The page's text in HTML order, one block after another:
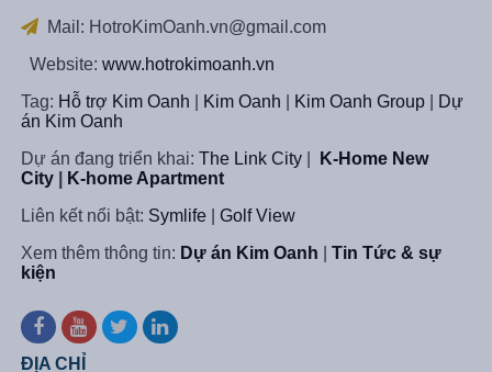
Mail: HotroKimOanh.vn@gmail.com
Website: www.hotrokimoanh.vn
Tag: Hỗ trợ Kim Oanh Kim Oanh Kim Oanh Group|
Dự
án Kim Oanh
Dự án đang triển khai: The Link City|
K-Home New
City|
K-home Apartment
Liên kết nổi bật: Symlife| Golf View
Xem thêm thông tin: Dự án Kim Oanh
Tin Tức & sự
kiện
ĐỊA CHỈ